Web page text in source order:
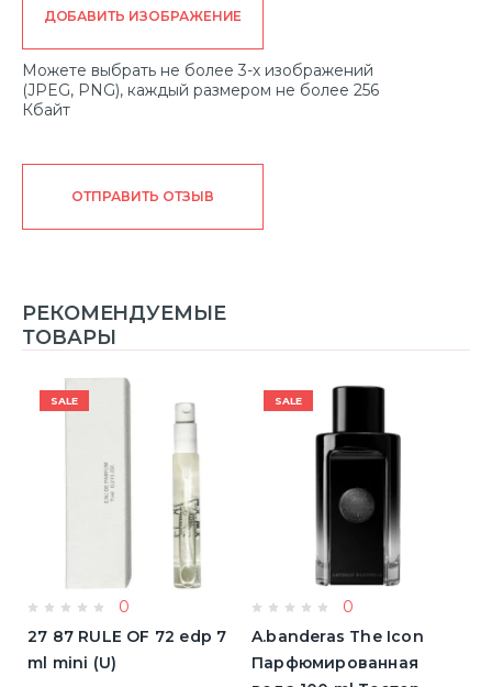
ДОБАВИТЬ ИЗОБРАЖЕНИЕ
Можете выбрать не более 3-х изображений
(JPEG, PNG), каждый размером не более 256
Кбайт
ОТПРАВИТЬ ОТЗЫВ
РЕКОМЕНДУЕМЫЕ
ТОВАРЫ
SALE
0
27 87 RULE OF 72 edp 7
ml mini (U)
SALE
0
A.banderas The Icon
Парфюмированная